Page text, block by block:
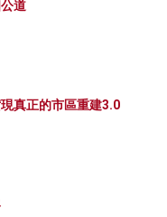
道
真正的市區重建3.0